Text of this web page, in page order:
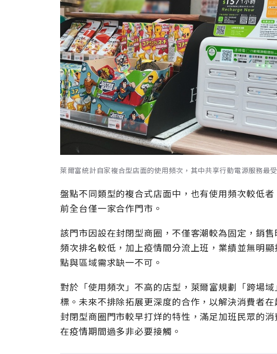
萊爾富統計自家複合型店面的使用頻次，其中共享行動電源服務最
盤點不同類型的複合式店面中，也有使用頻次較低
前全台僅一家合作門市。
該門市因設在封閉型商圈，不僅客潮較為固定，銷
頻次排名較低，加上疫情間分流上班，業績並無明顯
點與區域需求缺一不可。
對於「使用頻次」不高的店型，萊爾富規劃「跨場域
標。未來不排除拓展更深度的合作，以解決消費者
封閉型商圈門市較早打烊的特性，滿足加班民眾的
在疫情期間過多非必要接觸。